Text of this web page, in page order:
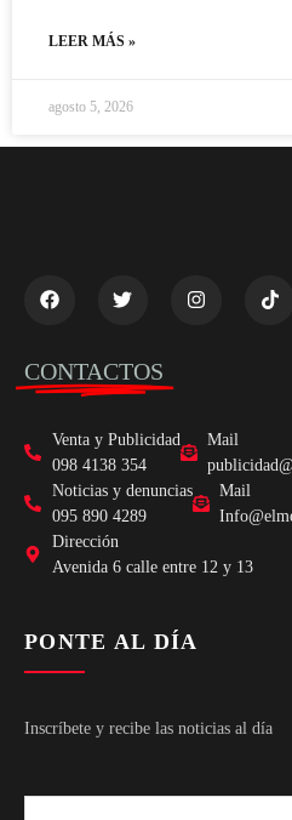
LEER MÁS »
agosto 5, 2026
CONTACTOS
Venta y Publicidad
098 4138 354
Mail
Noticias y denuncias
095 890 4289
Mail
Dirección
Avenida 6 calle entre 12 y 13
PONTE AL DÍA
Inscríbete y recibe las noticias al día